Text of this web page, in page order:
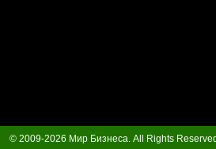
© 2009-2026 Мир Бизнеса. All Rights